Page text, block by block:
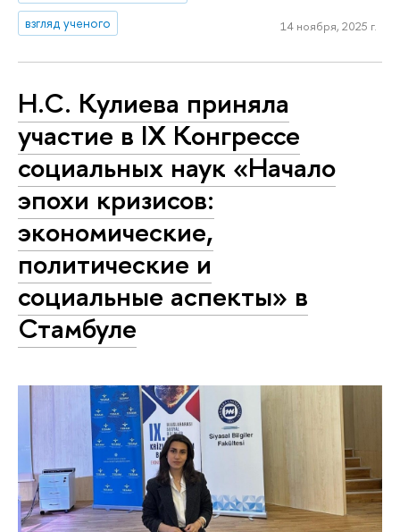
взгляд ученого
14 ноября, 2025 г.
Н.С. Кулиева приняла
участие в IX Конгрессе
социальных наук «Начало
эпохи кризисов:
экономические,
политические и
социальные аспекты» в
Стамбуле